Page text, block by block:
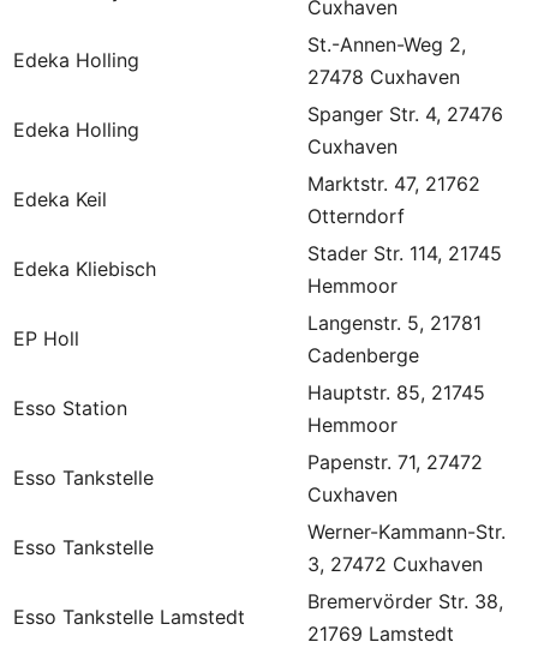
Cuxhaven
Edeka Holling
St.-Annen-Weg 2,
27478 Cuxhaven
Edeka Holling
Spanger Str. 4, 27476
Cuxhaven
Edeka Keil
Marktstr. 47, 21762
Otterndorf
Edeka Kliebisch
Stader Str. 114, 21745
Hemmoor
EP Holl
Langenstr. 5, 21781
Cadenberge
Esso Station
Hauptstr. 85, 21745
Hemmoor
Esso Tankstelle
Papenstr. 71, 27472
Cuxhaven
Esso Tankstelle
Werner-Kammann-Str.
3, 27472 Cuxhaven
Esso Tankstelle Lamstedt
Bremervörder Str. 38,
21769 Lamstedt